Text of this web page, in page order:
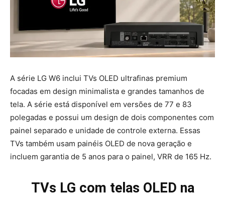
A série LG W6 inclui TVs OLED ultrafinas premium
focadas em design minimalista e grandes tamanhos de
tela. A série está disponível em versões de 77 e 83
polegadas e possui um design de dois componentes com
painel separado e unidade de controle externa. Essas
TVs também usam painéis OLED de nova geração e
incluem garantia de 5 anos para o painel, VRR de 165 Hz.
TVs LG com telas OLED na